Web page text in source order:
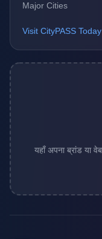
Major Cities
Visit CityPASS
यहाँ अपना ब्रांड या